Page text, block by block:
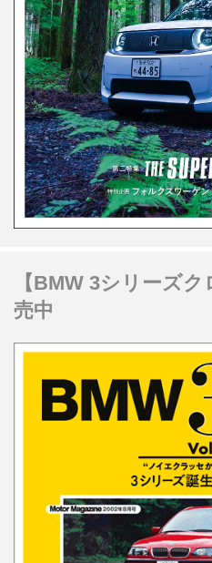
【BMW 3シリーズ
売中